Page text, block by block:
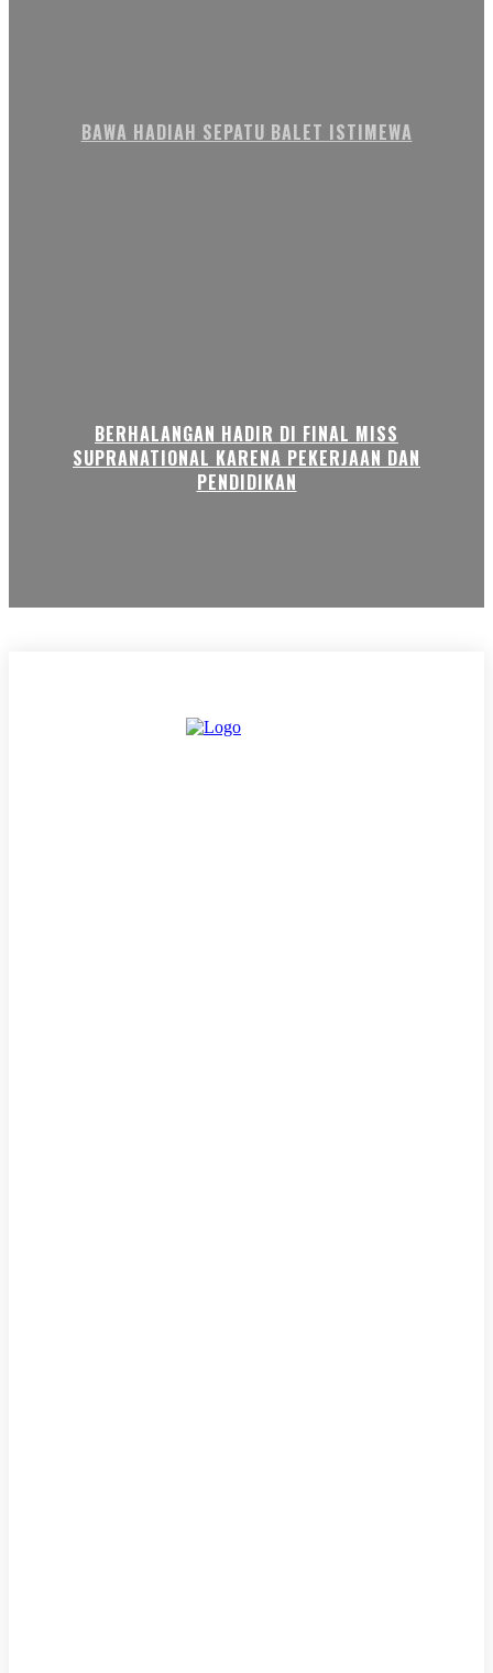
BAWA HADIAH SEPATU BALET ISTIMEWA
BERHALANGAN HADIR DI FINAL MISS
SUPRANATIONAL KARENA PEKERJAAN DAN
PENDIDIKAN